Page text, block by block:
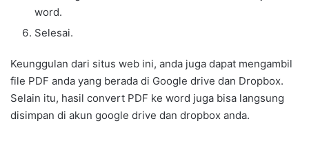
word.
Selesai.
Keunggulan dari situs web ini, anda juga dapat mengambil
file PDF anda yang berada di Google drive dan Dropbox.
Selain itu, hasil convert PDF ke word juga bisa langsung
disimpan di akun google drive dan dropbox anda.